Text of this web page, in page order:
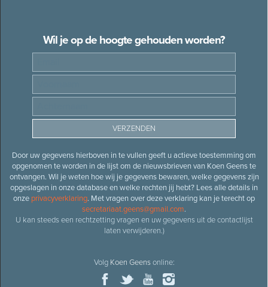
Wil je op de hoogte gehouden worden?
Door uw gegevens hierboven in te vullen geeft u actieve toestemming om
opgenomen te worden in de lijst om de nieuwsbrieven van Koen Geens te
ontvangen. Wil je weten hoe wij je gegevens bewaren, welke gegevens zijn
opgeslagen in onze database en welke rechten jij hebt? Lees alle details in
onze privacyverklaring. Met vragen over deze verklaring kan je terecht op
secretariaat.geens@gmail.com.
U kan steeds een rechtzetting vragen en uw gegevens uit de contactlijst
laten verwijderen.)
Volg Koen Geensonline: